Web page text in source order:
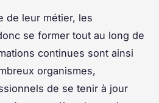
de leur métier, les
se former tout au long de
continues sont ainsi
organismes,
de se tenir à jour